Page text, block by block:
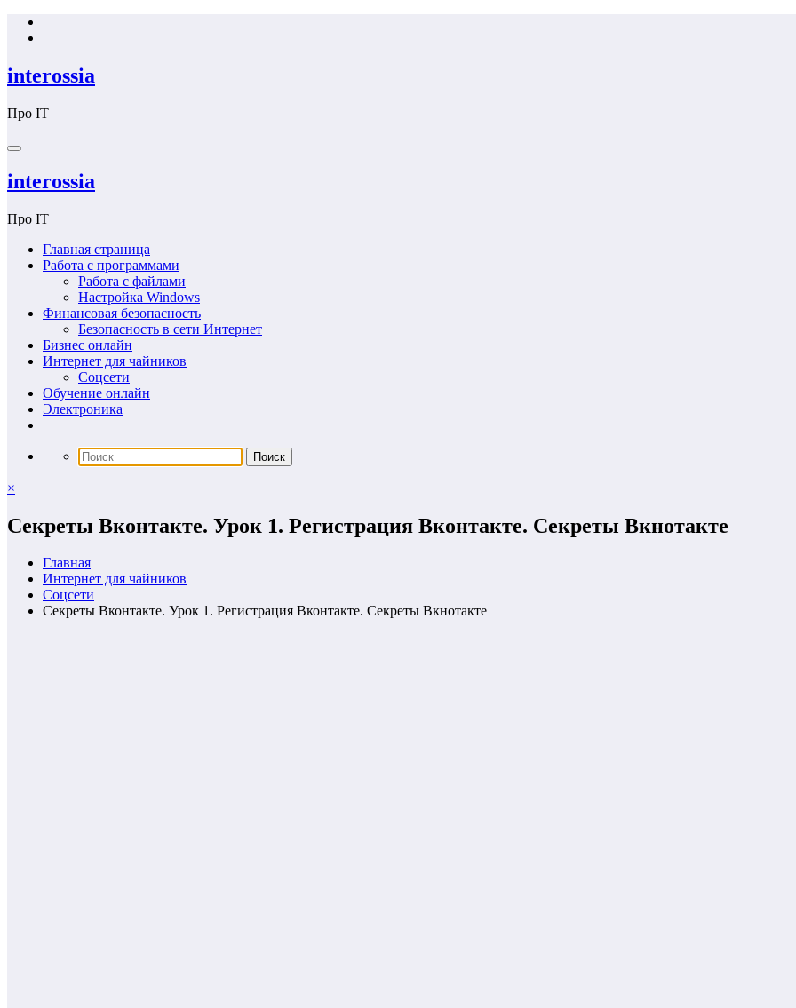
Перейти
interossia
Про IT
interossia
Про IT
Главная страница
Работа с программами
Работа с файлами
Настройка Windows
Финансовая безопасность
Безопасность в сети Интернет
Бизнес онлайн
Интернет для чайников
Соцсети
Обучение онлайн
Электроника
×
Секреты Вконтакте. Урок 1. Регистрация Вконтакте. Секреты Вкнотакте
Главная
Интернет для чайников
Соцсети
Секреты Вконтакте. Урок 1. Регистрация Вконтакте. Секреты Вкнотакте